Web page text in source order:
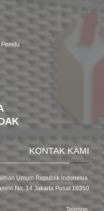
KONTAK KAMI
Umum Republik Indonesia
No. 14 Jakarta Pusat 10350
Telepon